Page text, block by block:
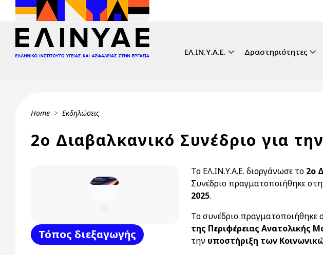
Skip to main content
ΕΛ.ΙΝ.Υ.Α.Ε. Δραστηριότητες
Breadcrumb
Home Εκδηλώσεις
2ο Διαβαλκανικό Συνέδριο για
Τόπος διεξαγωγής
Το ΕΛ.ΙΝ.Υ.Α.Ε. διοργάνωσε το 2ο
Συνέδριο πραγματοποιήθηκε
2025.
Το συνέδριο πραγματοποιήθηκε
της Περιφέρειας Ανατολικής
την υποστήριξη των